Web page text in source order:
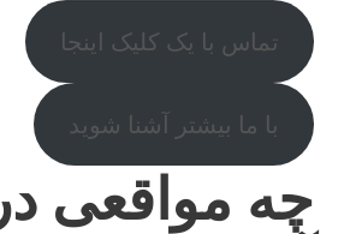
تماس با یک کلیک اینجا
با ما بیشتر آشنا شوید
چه مواقعی در